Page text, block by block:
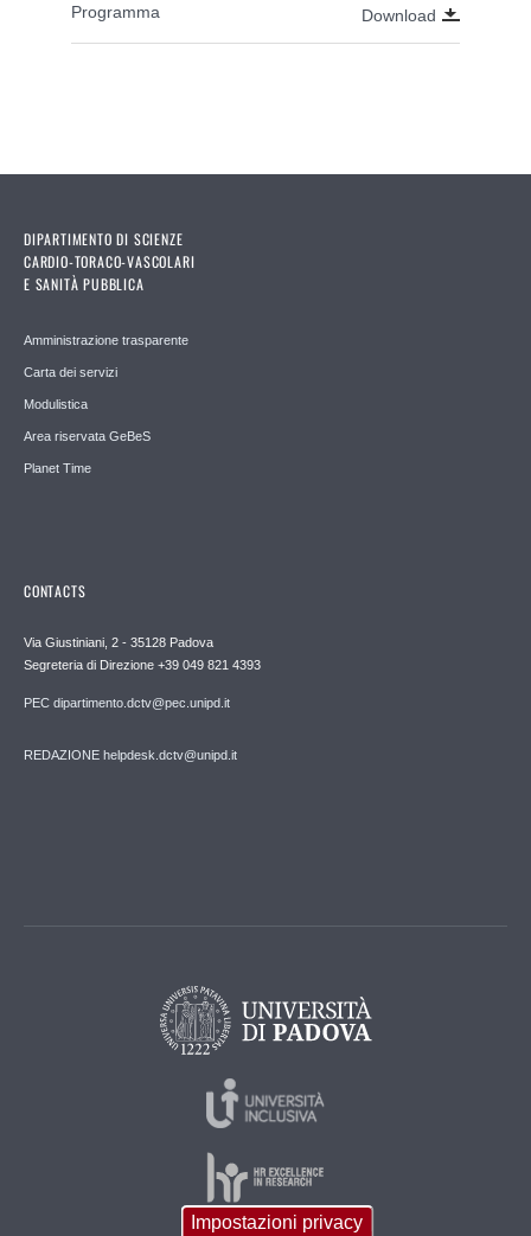
Programma Download
DIPARTIMENTO DI SCIENZE
CARDIO-TORACO-VASCOLARI
E SANITÀ PUBBLICA
Amministrazione trasparente
Carta dei servizi
Modulistica
Area riservata GeBeS
Planet Time
CONTACTS
Via Giustiniani, 2 - 35128 Padova
Segreteria di Direzione +39 049 821 4393
PEC dipartimento.dctv@pec.unipd.it
REDAZIONE helpdesk.dctv@unipd.it
Impostazioni privacy